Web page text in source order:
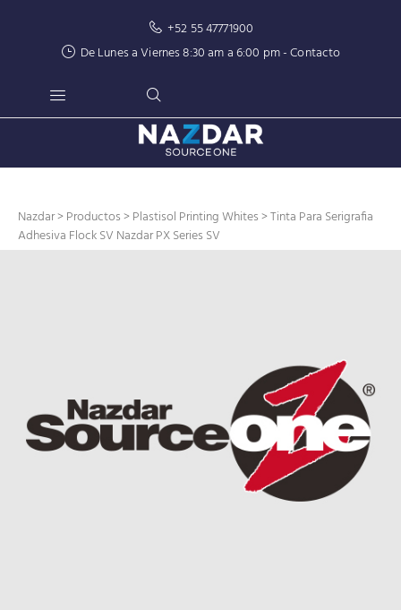
+52 55 47771900
De Lunes a Viernes 8:30 am a 6:00 pm -Contacto
Nazdar>Productos>Plastisol Printing Whites> Tinta Para Serigrafia
Adhesiva Flock SV Nazdar PX Series SV